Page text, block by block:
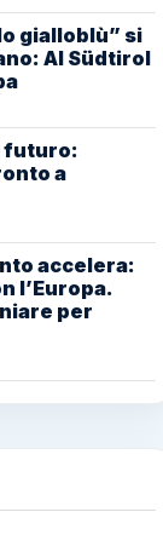
gialloblù” si
Al Südtirol
futuro:
a
accelera:
l’Europa.
per